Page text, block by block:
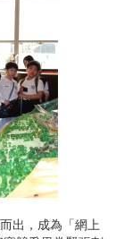
出，成為「網上